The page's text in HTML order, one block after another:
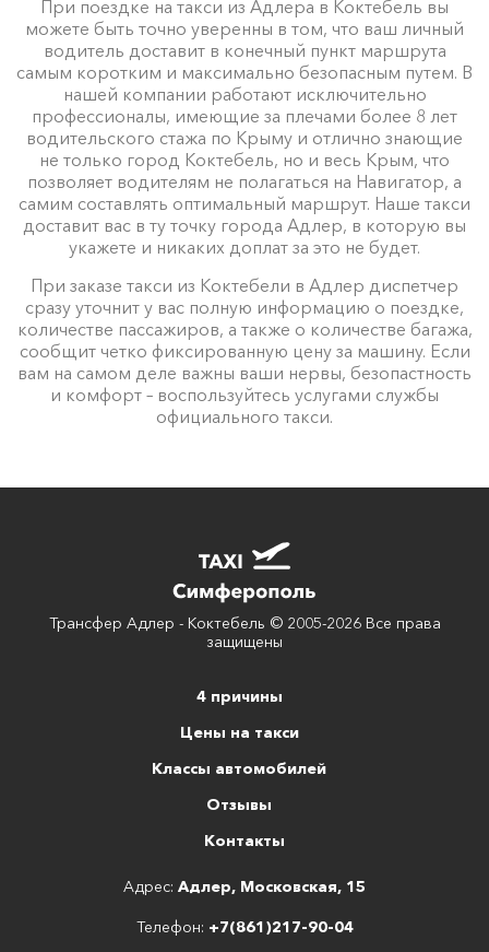
При поездке на такси из Адлера в Коктебель вы
можете быть точно уверенны в том, что ваш личный
водитель доставит в конечный пункт маршрута
самым коротким и максимально безопасным путем. В
нашей компании работают исключительно
профессионалы, имеющие за плечами более 8 лет
водительского стажа по Крыму и отлично знающие
не только город Коктебель, но и весь Крым, что
позволяет водителям не полагаться на Навигатор, а
самим составлять оптимальный маршрут. Наше такси
доставит вас в ту точку города Адлер, в которую вы
укажете и никаких доплат за это не будет.
При заказе такси из Коктебели в Адлер диспетчер
сразу уточнит у вас полную информацию о поездке,
количестве пассажиров, а также о количестве багажа,
сообщит четко фиксированную цену за машину. Если
вам на самом деле важны ваши нервы, безопастность
и комфорт – воспользуйтесь услугами службы
официального такси.
Трансфер Адлер - Коктебель © 2005-2026 Все права
защищены
4 причины
Цены на такси
Классы автомобилей
Отзывы
Контакты
Адрес: Адлер, Московская, 15
Телефон: +7(861)217-90-04